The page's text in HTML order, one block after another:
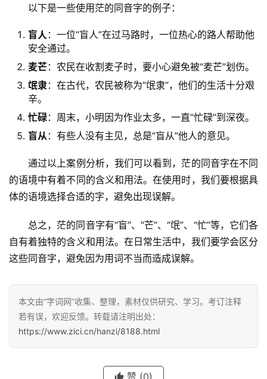
以下是一些使用茫的同音字的例子：
盲人 ：一位“盲人”在过马路时，一位热心的路人帮助他
安全通过。
麦芒：农民在收割麦子时，要小心避免被“麦芒”划伤。
氓隶：在古代，农民被称为“氓隶”，他们的生活十分艰
辛。
忙碌：周末，小明因为作业太多，一直“忙碌”到深夜。
盲从：有些人没有主见，总是“盲从”他人的意见。
通过以上案例分析，我们可以看到，茫的同音字在不同
的语境中有着不同的含义和用法。在使用时，我们要根据具
体的语境选择合适的字，避免出现误解。
总之，茫的同音字有“盲”、“芒”、“氓”、“忙”等，它们各
自有着独特的含义和用法。在日常生活中，我们要学会区分
这些同音字，避免因为用词不当而造成误解。
本文由“字词网”收集、整理，素材仅供研究、学习。考订注释
若有误，欢迎反馈。转载请注明出处：
https://www.zici.cn/hanzi/8188.html
赞 (0)